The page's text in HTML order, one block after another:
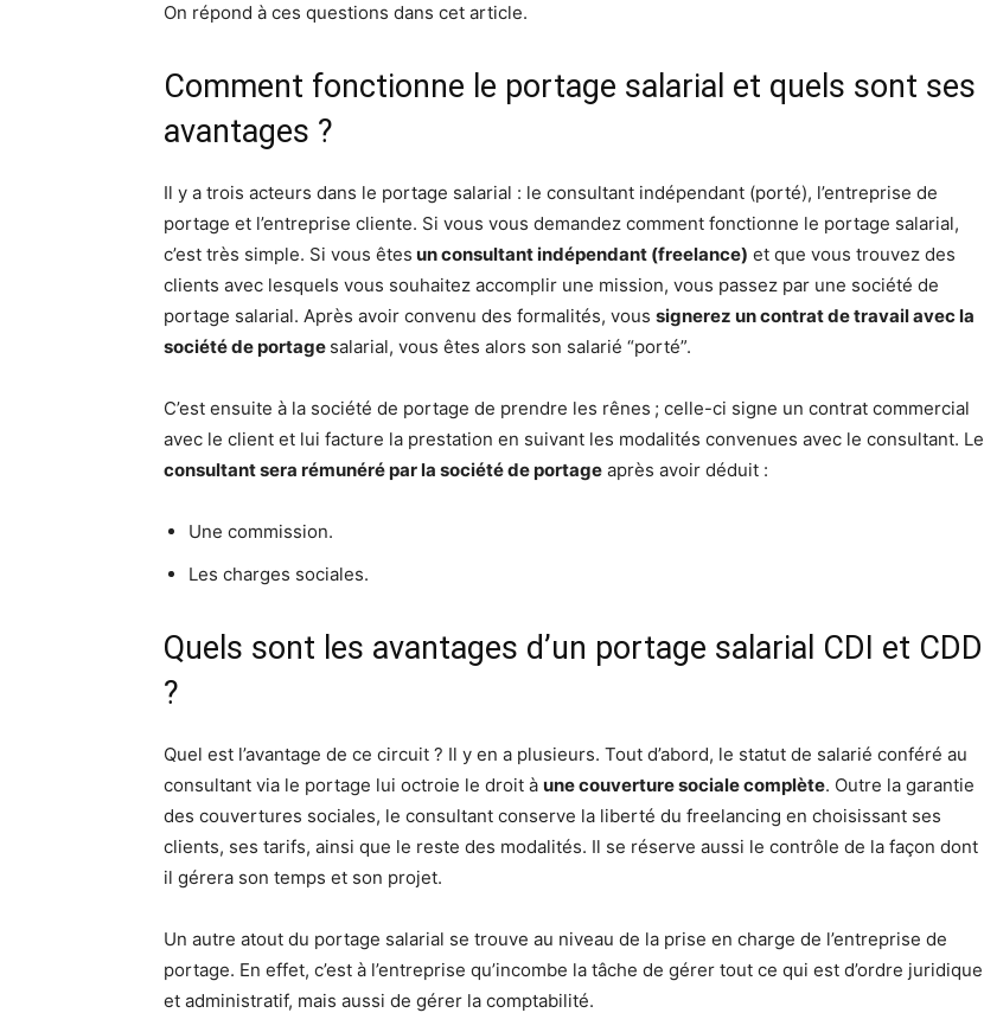
On répond à ces questions dans cet article.
Comment fonctionne le portage salarial et quels sont ses
avantages ?
Il y a trois acteurs dans le portage salarial : le consultant indépendant (porté), l’entreprise de
portage et l’entreprise cliente. Si vous vous demandez comment fonctionne le portage salarial,
c’est très simple. Si vous êtes un consultant indépendant (freelance) et que vous trouvez des
clients avec lesquels vous souhaitez accomplir une mission, vous passez par une société de
portage salarial. Après avoir convenu des formalités, vous signerez un contrat de travail avec la
société de portage salarial, vous êtes alors son salarié “porté”.
C’est ensuite à la société de portage de prendre les rênes ; celle-ci signe un contrat commercial
avec le client et lui facture la prestation en suivant les modalités convenues avec le consultant. Le
consultant sera rémunéré par la société de portage après avoir déduit :
Une commission.
Les charges sociales.
Quels sont les avantages d’un portage salarial CDI et CDD
?
Quel est l’avantage de ce circuit ? Il y en a plusieurs. Tout d’abord, le statut de salarié conféré au
consultant via le portage lui octroie le droit à une couverture sociale complète. Outre la garantie
des couvertures sociales, le consultant conserve la liberté du freelancing en choisissant ses
clients, ses tarifs, ainsi que le reste des modalités. Il se réserve aussi le contrôle de la façon dont
il gérera son temps et son projet.
Un autre atout du portage salarial se trouve au niveau de la prise en charge de l’entreprise de
portage. En effet, c’est à l’entreprise qu’incombe la tâche de gérer tout ce qui est d’ordre juridique
et administratif, mais aussi de gérer la comptabilité.